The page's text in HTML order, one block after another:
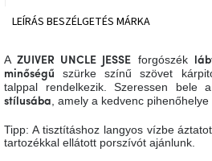
Tavasz
A
tűz
ülve
LEÍRÁS BESZÉLGETÉS MÁRKA
AZUIVER UNCLE JESSE forgószék
minőségű szürke színű szövet
talppal rendelkezik. Szeressen bele
stílusába , amely a kedvenc pihenőhelye
Tipp: A tisztításhoz langyos vízbe
tartozékkal ellátott porszívót ajánlunk.